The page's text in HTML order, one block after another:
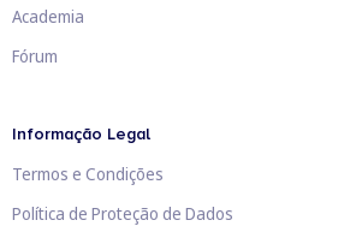
Academia
Fórum
Informação Legal
Termos e Condições
Política de Proteção de Dados